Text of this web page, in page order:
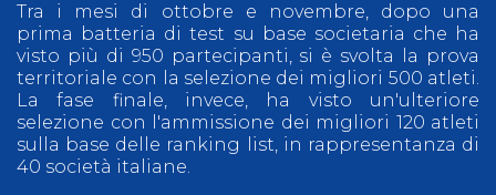
Tra i mesi di ottobre e novembre, dopo una
prima batteria di test su base societaria che ha
visto più di 950 partecipanti, si è svolta la prova
territoriale con la selezione dei migliori 500 atleti.
La fase finale, invece, ha visto un'ulteriore
selezione con l'ammissione dei migliori 120 atleti
sulla base delle ranking list, in rappresentanza di
40 società italiane.